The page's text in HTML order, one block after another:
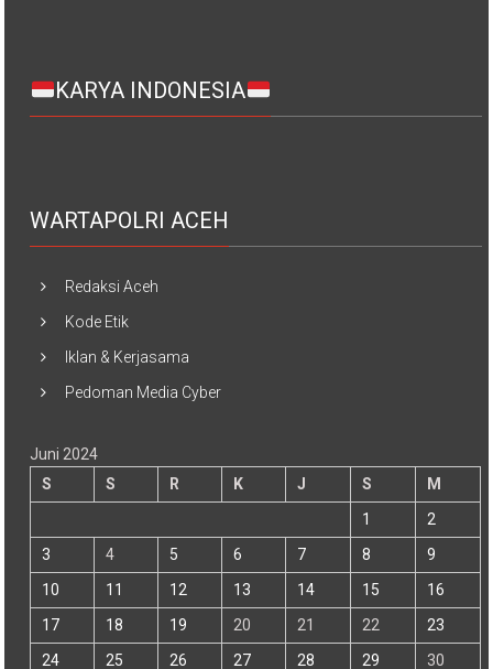
KARYA INDONESIA
WARTAPOLRI ACEH
Redaksi Aceh
Kode Etik
Iklan & Kerjasama
Pedoman Media Cyber
Juni 2024
S
S R K J S
M
1
2
3
4 5 6 7 8
9
10
11 12 13 14 15
16
17
18 19 20 21 22
23
24
25 26 27 28 29 30